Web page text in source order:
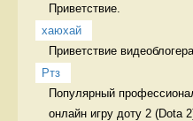
Приветствие.
хаюхай
Приветствие
Ртз
Популярный
онлайн игру доту 2 (Dota